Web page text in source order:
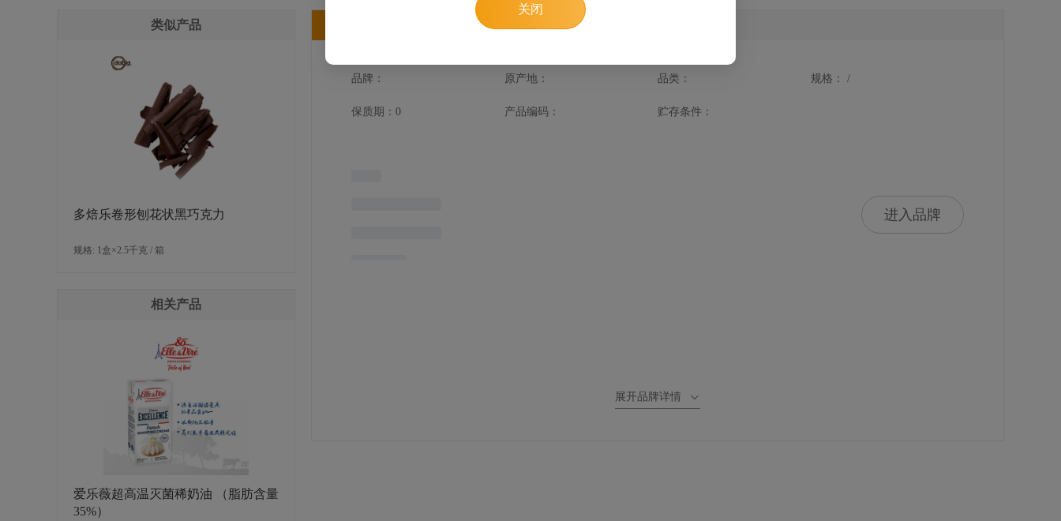
类似产品
多焙乐卷形刨花状黑巧克力
规格: 1盒×2.5千克 / 箱
相关产品
爱乐薇超高温灭菌稀奶油 （脂肪含量
35%）
品牌： 原产地： 品类： 规格： /
保质期：0 产品编码： 贮存条件：
进入品牌
展开品牌详情
关闭